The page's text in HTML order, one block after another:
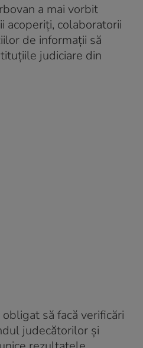
a mai vorbit
acoperiţi, colaboratorii
de informaţii să
judiciare din
să facă verificări
judecătorilor şi